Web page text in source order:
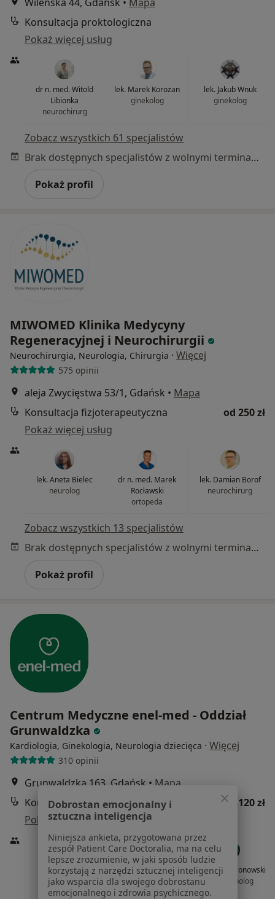
Konsultacja proktologiczna
Pokaż więcej usług
dr n. med. Witold
Libionka
neurochirurg
lek. Marek Korożan
ginekolog
lek. Jakub Wnuk
ginekolog
Zobacz wszystkich 61 specjalistów
Brak dostępnych specjalistów z wolnymi terminami w tym centrum medycznym.
Pokaż profil
MIWOMED Klinika Medycyny
Regeneracyjnej i Neurochirurgii
Neurochirurgia, Neurologia, Chirurgia · Więcej
575 opinii
aleja Zwycięstwa 53/1, Gdańsk • Mapa
Konsultacja fizjoterapeutyczna
od 250 zł
Pokaż więcej usług
lek. Aneta Bielec
neurolog
dr n. med. Marek
Rocławski
ortopeda
lek. Damian Borof
neurochirurg
Zobacz wszystkich 13 specjalistów
Brak dostępnych specjalistów z wolnymi terminami w tym centrum medycznym.
Pokaż profil
Centrum Medyczne enel-med - Oddział
Grunwaldzka
Kardiologia, Ginekologia, Neurologia dziecięca · Więcej
310 opinii
Grunwaldzka 163, Gdańsk • Mapa
Konsultacja stomatologiczna dzieci
120 zł
Pokaż więcej usług
lek. Ewa Puzio
kardiolog
lek. Katarzyna
Przekazińska-Boager
dermatolog
lek. Adam Gronowski
endokrynolog
Dobrostan emocjonalny i
sztuczna inteligencja
Niniejsza ankieta, przygotowana przez
zespół Patient Care Doctoralia, ma na celu
lepsze zrozumienie, w jaki sposób ludzie
korzystają z narzędzi sztucznej inteligencji
jako wsparcia dla swojego dobrostanu
emocjonalnego i zdrowia psychicznego.